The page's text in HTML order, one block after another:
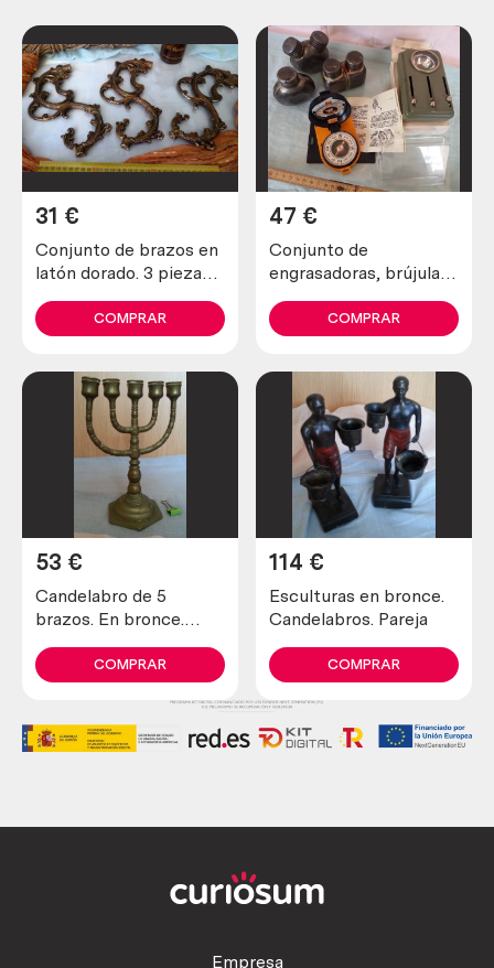
Conjunto de brazos en
latón dorado. 3 piezas.
31 €
COMPRAR
Conjunto de
engrasadoras, brújula y
señales. Ruso. Años 80
47 €
COMPRAR
Candelabro de 5
brazos. En bronce.
53 €
COMPRAR
Esculturas en bronce.
Candelabros. Pareja
114 €
COMPRAR
Empresa